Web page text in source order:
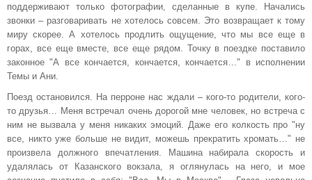
поддерживают только фотографии, сделанные в купе. Начались
звонки – разговаривать не хотелось совсем. Это возвращает к тому
миру скорее. А хотелось продлить ощущение, что мы все еще в
горах, все еще вместе, все еще рядом. Точку в поездке поставило
законное "А все кончается, кончается, кончается…" в исполнении
Темы и Ани.
Поезд остановился. На перроне нас ждали – кого-то родители, кого-
то друзья… Меня встречал очень дорогой мне человек, но встреча с
ним не вызвала у меня никаких эмоций. Даже его колкость про "ну
все, никто уже больше не видит, можешь прекратить хромать…" не
произвела должного впечатления. Машина набирала скорость и
удалялась от Казанского вокзала, я оглянулась на него, и мое